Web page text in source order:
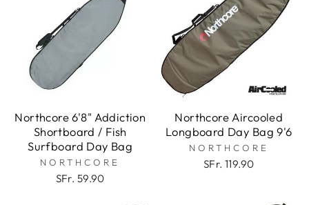
Northcore 6'8" Addiction
Shortboard / Fish
Surfboard Day Bag
NORTHCORE
SFr. 59.90
Northcore Aircooled
Longboard Day Bag 9'6
NORTHCORE
SFr. 119.90